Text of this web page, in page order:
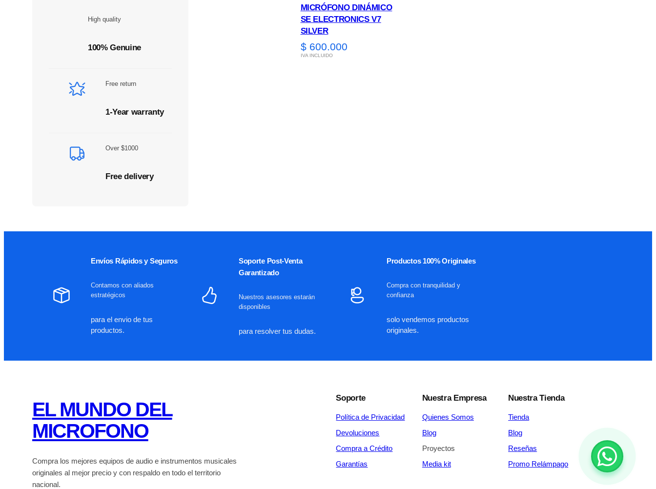
MICRÓFONO DINÁMICO
SE ELECTRONICS V7
SILVER
$600.000
IVA INCLUIDO
High quality
100% Genuine
Free return
1-Year warranty
Over $1000
Free delivery
Envíos Rápidos y Seguros
Contamos con aliados
estratégicos
para el envio de tus
productos.
Soporte Post-Venta
Garantizado
Nuestros asesores estarán
disponibles
para resolver tus dudas.
Productos 100% Originales
Compra con tranquilidad y
confianza
solo vendemos productos
originales.
EL MUNDO DEL
MICROFONO
Compra los mejores equipos de audio e instrumentos musicales
originales al mejor precio y con respaldo en todo el territorio
nacional.
Soporte
Política de Privacidad
Devoluciones
Compra a Crédito
Garantías
Nuestra Empresa
Quienes Somos
Blog
Proyectos
Media kit
Nuestra Tienda
Tienda
Blog
Reseñas
Promo Relámpago